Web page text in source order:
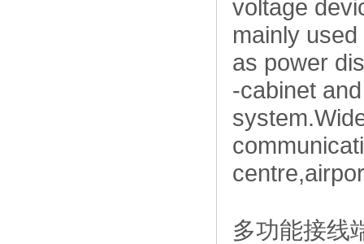
voltage
mainly
as power
-cabinet
多功能接线